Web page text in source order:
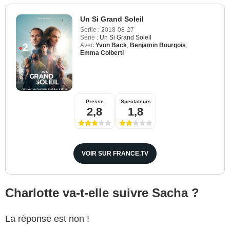
Un Si Grand Soleil
Sortie : 2018-08-27
Série : Un Si Grand Soleil
Avec Yvon Back Benjamin Bourgois
Emma Colberti
Presse
2,8
Spectateurs
1,8
VOIR SUR FRANCE.TV
Charlotte va-t-elle suivre Sacha ?
La réponse est non !